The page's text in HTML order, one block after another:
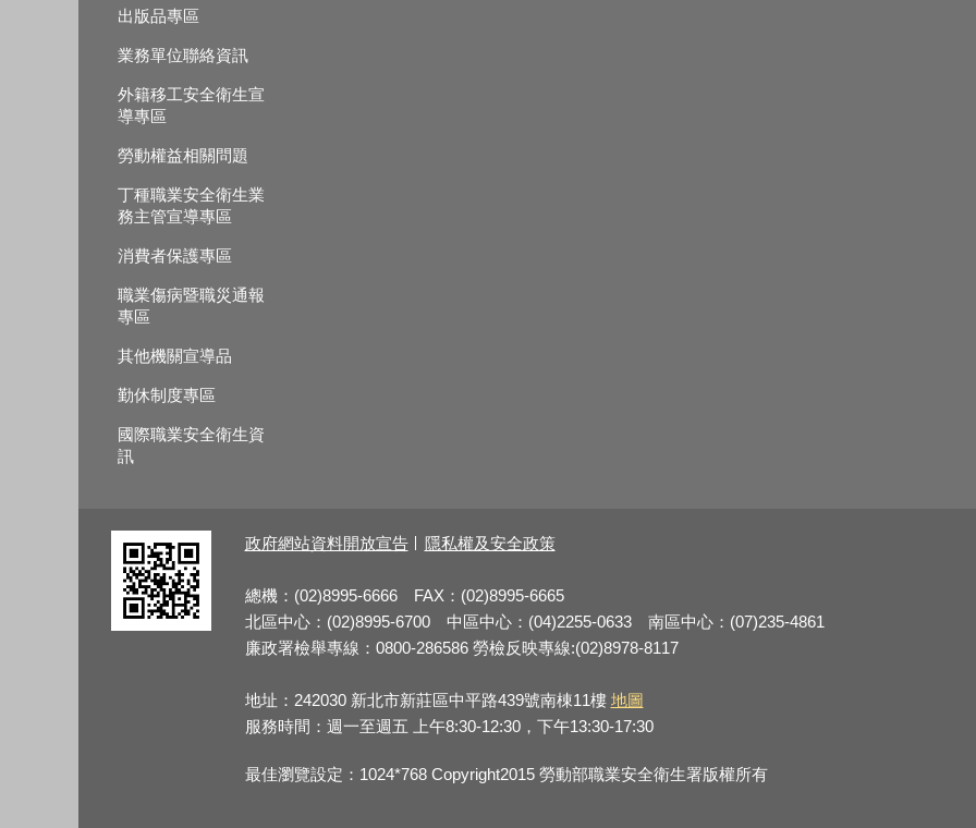
出版品專區
業務單位聯絡資訊
外籍移工安全衛生宣
導專區
勞動權益相關問題
丁種職業安全衛生業
務主管宣導專區
消費者保護專區
職業傷病暨職災通報
專區
其他機關宣導品
勤休制度專區
國際職業安全衛生資
訊
政府網站資料開放宣告 隱私權及安全政策
總機：(02)8995-6666 FAX：(02)8995-6665
北區中心：(02)8995-6700 中區中心：(04)2255-0633 南區中心：(07)235-4861
廉政署檢舉專線：0800-286586 勞檢反映專線:(02)8978-8117
地址：242030 新北市新莊區中平路439號南棟11樓 地圖
服務時間：週一至週五 上午8:30-12:30，下午13:30-17:30
最佳瀏覽設定：1024*768 Copyright2015 勞動部職業安全衛生署版權所有